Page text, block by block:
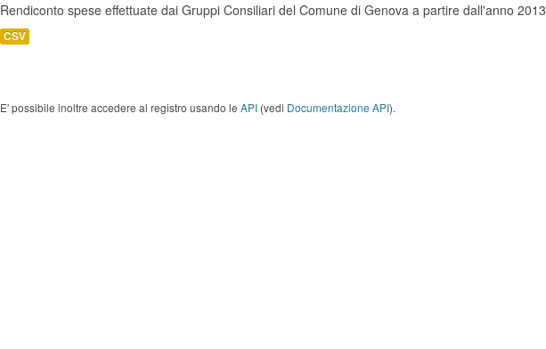
Rendiconto spese effettuate dai Gruppi Consiliari del Comune di Genova a partire dall'anno 2013
CSV
E' possibile inoltre accedere al registro usando le API (vedi Documentazione API).